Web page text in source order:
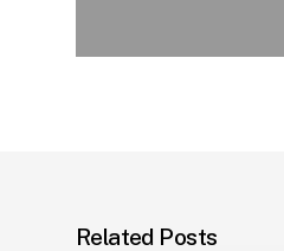
Related Posts